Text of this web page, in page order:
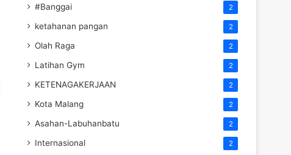
#Banggai 2
ketahanan pangan 2
Olah Raga 2
Latihan Gym 2
KETENAGAKERJAAN 2
Kota Malang 2
Asahan-Labuhanbatu 2
Internasional 2